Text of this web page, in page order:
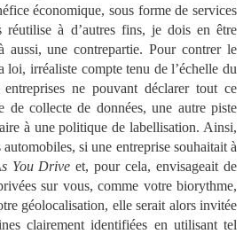
économique, sous forme de services
à d’autres fins, je dois en être
aussi, une contrepartie. Pour contrer le
loi, irréaliste compte tenu de l’échelle du
entreprises ne pouvant déclarer tout ce
de collecte de données, une autre piste
à une politique de labellisation. Ainsi,
automobiles, si une entreprise souhaitait à
You Driveet, pour cela, envisageait de
sur vous, comme votre biorythme,
géolocalisation, elle serait alors invitée
clairement identifiées en utilisant tel